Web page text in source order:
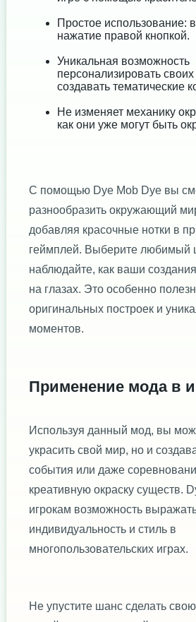
Простое использование:
нажатие правой кнопкой.
Уникальная возможность
персонализировать
создавать тематические
Не изменяет механику
как они уже могут быть
С помощью Dye Mob Dye вы
разнообразить окружающий
добавляя красочные нотки в
геймплей. Выберите любимый
наблюдайте, как ваши
на глазах. Это особенно
оригинальных построек и
моментов.
Применение мода в
Используя данный мод, вы
украсить свой мир, но и
события или даже
креативную окраску существ.
игрокам возможность
индивидуальность и стиль в
многопользовательских играх.
Не упустите шанс сделать